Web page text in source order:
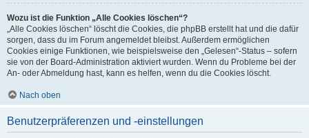
Wozu ist die Funktion „Alle Cookies löschen“?
„Alle Cookies löschen“ löscht die Cookies, die phpBB erstellt hat und die dafür
sorgen, dass du im Forum angemeldet bleibst. Außerdem ermöglichen
Cookies einige Funktionen, wie beispielsweise den „Gelesen“-Status – sofern
sie von der Board-Administration aktiviert wurden. Wenn du Probleme bei der
An- oder Abmeldung hast, kann es helfen, wenn du die Cookies löscht.
Nach oben
Benutzerpräferenzen und -einstellungen